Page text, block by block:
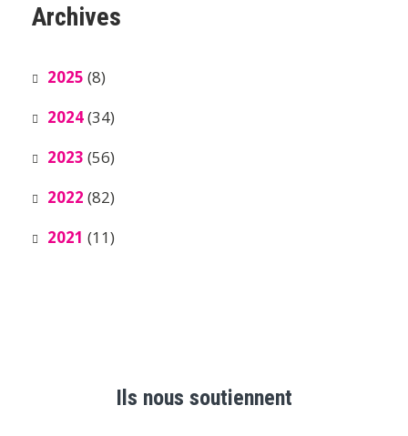
Archives
2025 (8)
2024(34)
2023 (56)
2022 (82)
2021 (11)
Ils nous soutiennent